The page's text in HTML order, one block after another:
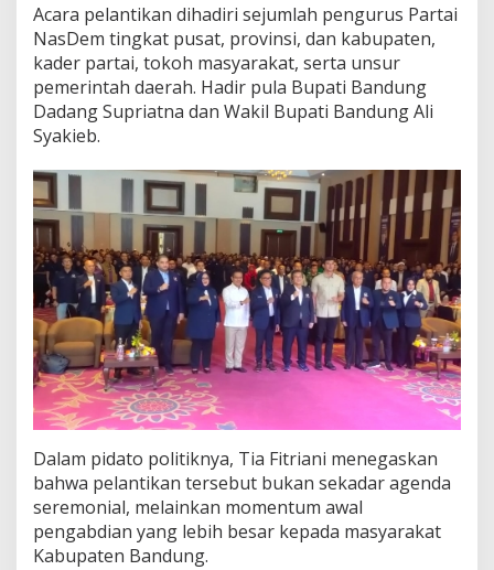
t
e
B
a
n
n
g
P
e
r
i
o
d
0
2
6
–
2
0
3
1
Acara pelantikan dihadiri sejumlah pengurus Partai
NasDem tingkat pusat, provinsi, dan kabupaten,
kader partai, tokoh masyarakat, serta unsur
pemerintah daerah. Hadir pula Bupati Bandung
Dadang Supriatna dan Wakil Bupati Bandung Ali
Syakieb.
Dalam pidato politiknya, Tia Fitriani menegaskan
bahwa pelantikan tersebut bukan sekadar agenda
seremonial, melainkan momentum awal
pengabdian yang lebih besar kepada masyarakat
Kabupaten Bandung.